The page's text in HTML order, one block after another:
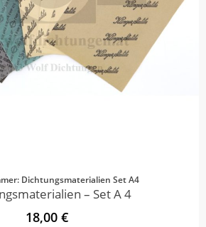
Dichtungsmaterialien Set A4
– Set A 4
18,00 €